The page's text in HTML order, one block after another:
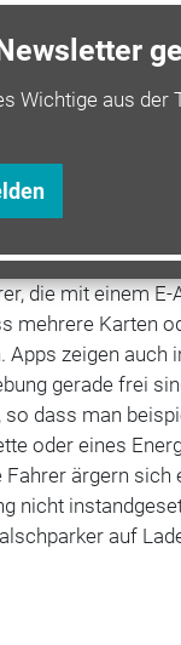
Wichtige aus der
VKU,
beim
wäre es
mobile Lösungen
erschwerten
könne es sein,
Ebene hinfällig
die mit einem
mehrere Karten
Apps zeigen auch
gerade frei
so dass man
oder eines
Fahrer ärgern sich
nicht
auf